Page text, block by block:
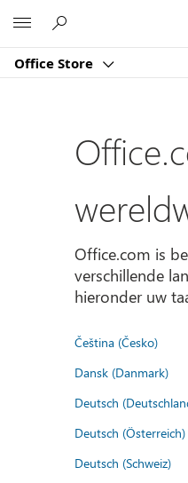
Office Store
Office.com is
verschillende
hieronder uw
Čeština (Česko)
Dansk (Danmark)
Deutsch
Deutsch (Österreich)
Deutsch (Schweiz)